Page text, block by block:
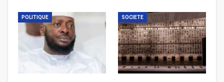
POLITIQUE SOCIETE